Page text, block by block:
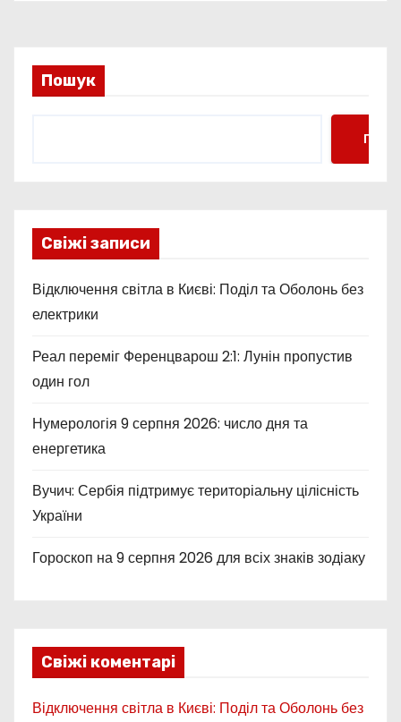
Пошук
Свіжі записи
Відключення світла в Києві: Поділ та Оболонь без
електрики
Реал переміг Ференцварош 2:1: Лунін пропустив
один гол
Нумерологія 9 серпня 2026: число дня та
енергетика
Вучич: Сербія підтримує територіальну цілісність
України
Гороскоп на 9 серпня 2026 для всіх знаків зодіаку
Свіжі коментарі
Відключення світла в Києві: Поділ та Оболонь без